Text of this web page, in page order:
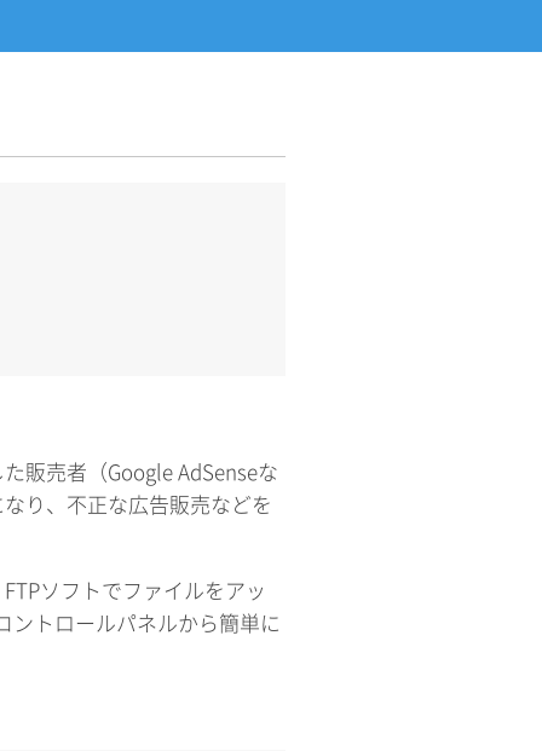
販売者（Google AdSenseな
り、不正な広告販売などを
ソフトでファイルをアッ
ントロールパネルから簡単に